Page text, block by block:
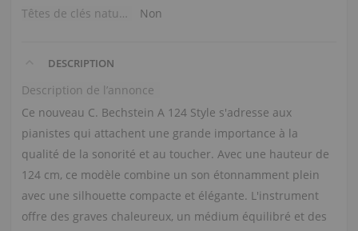
Têtes de clés naturelles
Non
DESCRIPTION
Description de l’annonce
Ce nouveau C. Bechstein A 124 Style s'adresse aux
pianistes qui attachent une grande importance à la
qualité de la sonorité et au toucher. Avec une hauteur de
124 cm, ce modèle combine un son étonnamment plein
avec une silhouette compacte et élégante. L'instrument
offre des graves chaleureux, un médium équilibré et des